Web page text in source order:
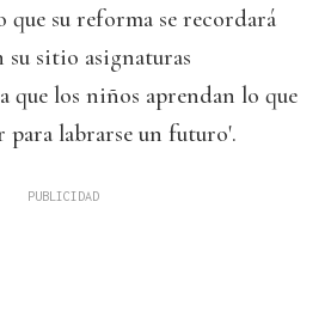
su reforma se recordará
su sitio asignaturas
que los niños aprendan lo que
para labrarse un futuro'.